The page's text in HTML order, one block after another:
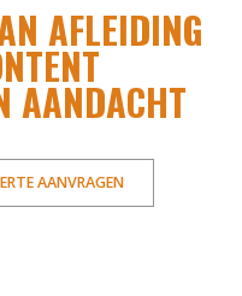
AFLEIDING
AANDACHT
AANVRAGEN